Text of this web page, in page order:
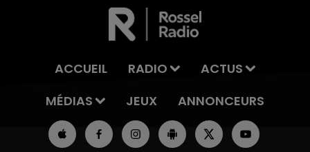
ACCUEIL RADIO
ACTUS
MÉDIAS
JEUX ANNONCEURS